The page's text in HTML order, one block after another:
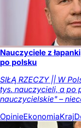
Nauczyciele z
po polsku
SIŁĄ RZECZY || W
tys. nauczycieli, a po
nauczycielskie" –
OpinieEkonomiaKraj